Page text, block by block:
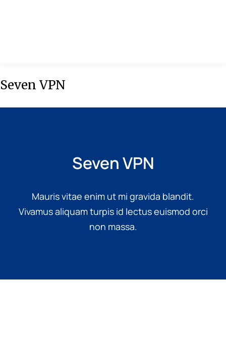
Seven VPN
Seven VPN
Mauris vitae enim ut mi gravida blandit.
Vivamus aliquam turpis id lectus euismod orci
non massa.